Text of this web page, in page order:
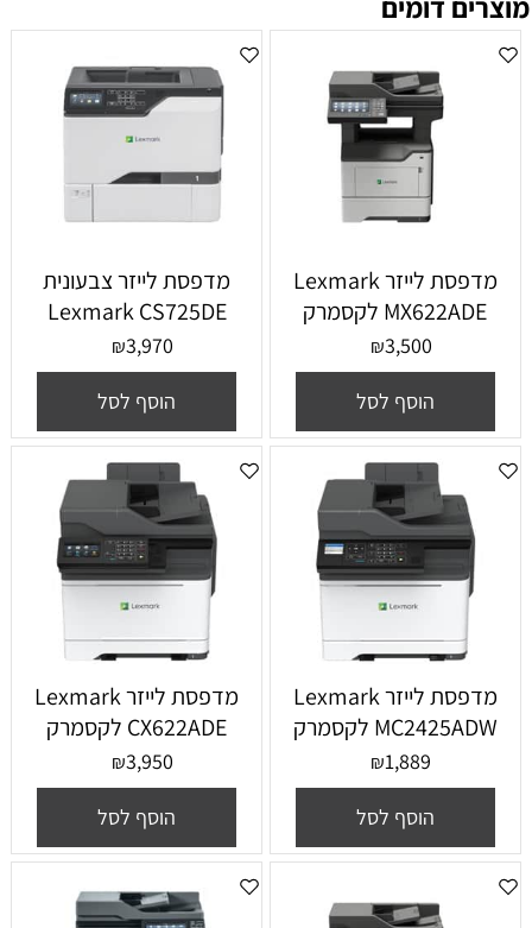
מדפסת ‏לייזר Lexmark
MX622ADE לקסמרק
₪3,500
הוסף לסל
מדפסת לייזר צבעונית
Lexmark CS725DE
₪3,970
הוסף לסל
מדפסת ‏לייזר Lexmark
MC2425ADW לקסמרק
₪1,889
הוסף לסל
מדפסת ‏לייזר Lexmark
CX622ADE לקסמרק
₪3,950
הוסף לסל